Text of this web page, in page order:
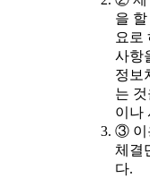
을
요로
사항
정보
는
이나
③ 이
체결
다.